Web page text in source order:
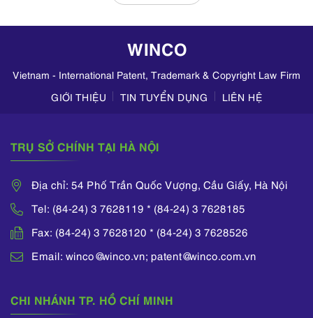
WINCO
Vietnam - International Patent, Trademark & Copyright Law Firm
GIỚI THIỆU
TIN TUYỂN DỤNG LIÊN HỆ
TRỤ SỞ CHÍNH TẠI HÀ NỘI
Địa chỉ: 54 Phố Trần Quốc Vượng, Cầu Giấy, Hà Nội
Tel: (84-24) 3 7628119 * (84-24) 3 7628185
Fax: (84-24) 3 7628120 * (84-24) 3 7628526
Email: winco@winco.vn; patent@winco.com.vn
CHI NHÁNH TP. HỒ CHÍ MINH